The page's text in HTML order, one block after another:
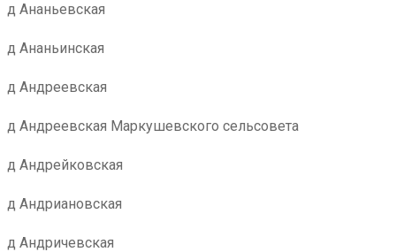
д Ананьевская
д Ананьинская
д Андреевская
д Андреевская Маркушевского сельсовета
д Андрейковская
д Андриановская
д Андричевская